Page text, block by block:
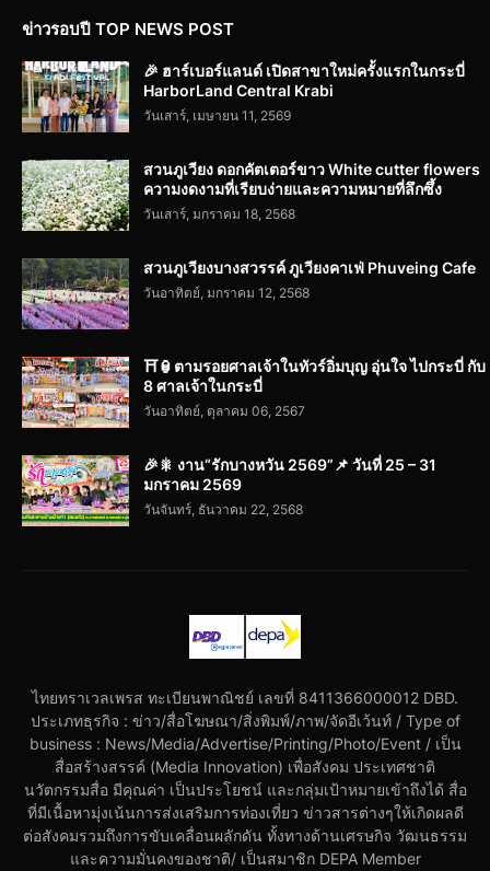
ข่าวรอบปี TOP NEWS POST
🎉 ฮาร์เบอร์แลนด์ เปิดสาขาใหม่ครั้งแรกในกระบี่
HarborLand Central Krabi
วันเสาร์, เมษายน 11, 2569
สวนภูเวียง ดอกคัตเตอร์ขาว White cutter flowers
ความงดงามที่เรียบง่ายและความหมายที่ลึกซึ้ง
วันเสาร์, มกราคม 18, 2568
สวนภูเวียงบางสวรรค์ ภูเวียงคาเฟ่ Phuveing Cafe
วันอาทิตย์, มกราคม 12, 2568
⛩️🏮ตามรอยศาลเจ้าในทัวร์อิ่มบุญ อุ่นใจ ไปกระบี่ กับ
8 ศาลเจ้าในกระบี่
วันอาทิตย์, ตุลาคม 06, 2567
🎉🎇 งาน“รักบางหวัน 2569”📌 วันที่ 25 – 31
มกราคม 2569
วันจันทร์, ธันวาคม 22, 2568
ไทยทราเวลเพรส ทะเบียนพาณิชย์ เลขที่ 8411366000012 DBD.
ประเภทธุรกิจ : ข่าว/สื่อโฆษณา/สิ่งพิมพ์/ภาพ/จัดอีเว้นท์ / Type of
business : News/Media/Advertise/Printing/Photo/Event / เป็น
สื่อสร้างสรรค์ (Media Innovation) เพื่อสังคม ประเทศชาติ
นวัตกรรมสื่อ มีคุณค่า เป็นประโยชน์ และกลุ่มเป้าหมายเข้าถึงได้ สื่อ
ที่มีเนื้อหามุ่งเน้นการส่งเสริมการท่องเที่ยว ข่าวสารต่างๆให้เกิดผลดี
ต่อสังคมรวมถึงการขับเคลื่อนผลักดัน ทั้งทางด้านเศรษกิจ วัฒนธรรม
และความมั่นคงของชาติ/ เป็นสมาชิก DEPA Member